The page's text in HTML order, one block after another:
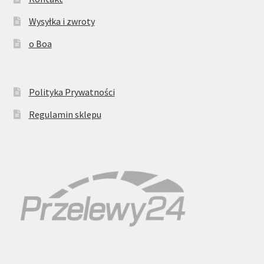
Pinterest
Etsy
Wysyłka i zwroty
o Boa
Polityka Prywatności
Regulamin sklepu